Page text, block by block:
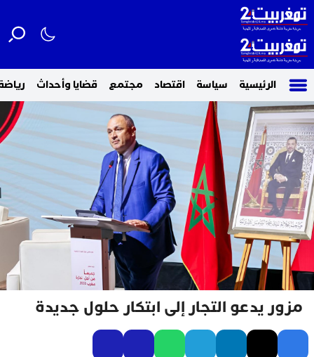
الرئيسية سياسة اقتصاد مجتمع قضايا وأحداث
مزور يدعو التجار إلى ابتكار حلول جديدة